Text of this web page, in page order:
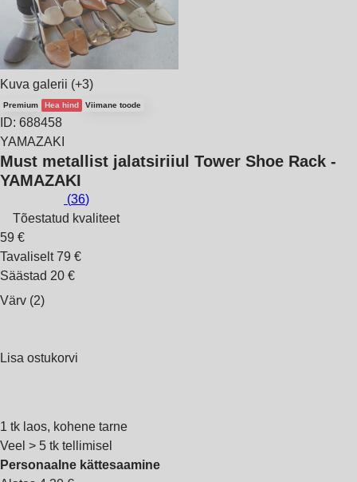
Kuva galerii (+3)
Premium Hea hind Viimane toode
ID: 688458
YAMAZAKI
Must metallist jalatsiriiul Tower Shoe Rack -
YAMAZAKI
(36)
Tõestatud kvaliteet
59 €
Tavaliselt 79 €
Säästad 20 €
Värv (2)
Lisa ostukorvi
1 tk laos, kohene tarne
Veel > 5 tk tellimisel
Personaalne kättesaamine